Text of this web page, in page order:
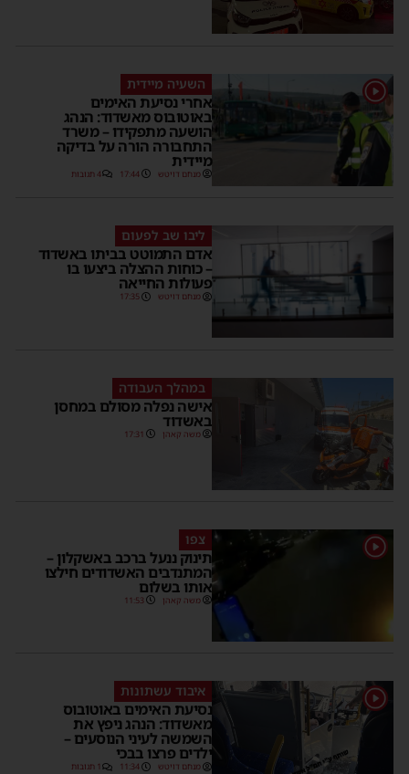
1 השעיה מיידית
אחרי נסיעת האימים
באוטובוס מאשדוד: הנהג
הושעה מתפקידו – משרד
התחבורה הורה על בדיקה
מיידית
מנחם דויטש 17:44 4 תגובות
ליבו שב לפעום
אדם התמוטט בביתו באשדוד
– כוחות ההצלה ביצעו בו
פעולות החייאה
מנחם דויטש 17:35
במהלך העבודה
אישה נפלה מסולם במחסן
באשדוד
משה קאהן 17:31
1 צפו
תינוק ננעל ברכב באשקלון –
המתנדבים האשדודים חילצו
אותו בשלום
משה קאהן 11:53
1 איבוד עשתונות
נסיעת האימים באוטובוס
מאשדוד: הנהג ניפץ את
השמשה לעיני הנוסעים –
ילדים פרצו בבכי
מנחם דויטש 11:34 1 תגובות